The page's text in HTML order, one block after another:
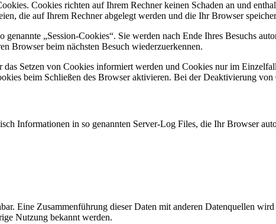
Cookies richten auf Ihrem Rechner keinen Schaden an und
die auf Ihrem Rechner abgelegt werden und die Ihr Browser
„Session-Cookies“. Sie werden nach Ende Ihres Besuchs
Browser beim nächsten Besuch wiederzuerkennen.
das Setzen von Cookies informiert werden und Cookies nur im
beim Schließen des Browser aktivieren. Bei der Deaktivierung
Informationen in so genannten Server-Log Files, die Ihr Browser
Eine Zusammenführung dieser Daten mit anderen Datenquellen
Nutzung bekannt werden.